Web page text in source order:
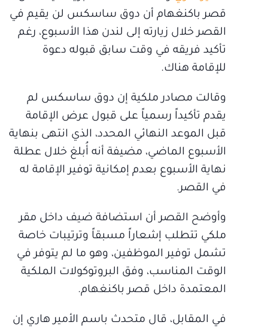
قصر باكنغهام أن دوق ساسكس لن يقيم في
القصر خلال زيارته إلى لندن هذا الأسبوع، رغم
تأكيد فريقه في وقت سابق قبوله دعوة
للإقامة هناك.
وقالت مصادر ملكية إن دوق ساسكس لم
يقدم تأكيداً رسمياً على قبول عرض الإقامة
قبل الموعد النهائي المحدد، الذي انتهى بنهاية
الأسبوع الماضي، مضيفة أنه أُبلغ خلال عطلة
نهاية الأسبوع بعدم إمكانية توفير الإقامة له
في القصر.
وأوضح القصر أن استضافة ضيف داخل مقر
ملكي تتطلب إشعاراً مسبقاً وترتيبات خاصة
تشمل توفير الموظفين، وهو ما لم يتوفر في
الوقت المناسب، وفق البروتوكولات الملكية
المعتمدة داخل قصر باكنغهام.
في المقابل، قال متحدث باسم الأمير هاري إن